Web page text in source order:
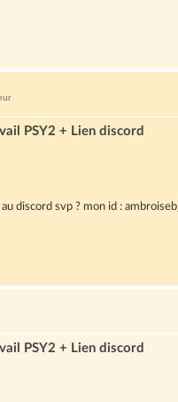
PSY2 + Lien discord
discord svp ? mon id : ambroiseb_
PSY2 + Lien discord